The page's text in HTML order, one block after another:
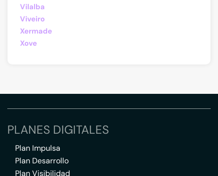
Vilalba
Viveiro
Xermade
Xove
PLANES DIGITALES
Plan Impulsa
Plan Desarrollo
Plan Visibilidad